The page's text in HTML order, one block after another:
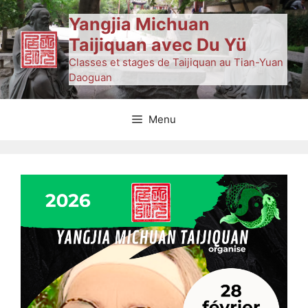
Aller
au
contenu
Yangjia Michuan
Taijiquan avec Du Yü
Classes et stages de Taijiquan au Tian-Yuan
Daoguan
Menu